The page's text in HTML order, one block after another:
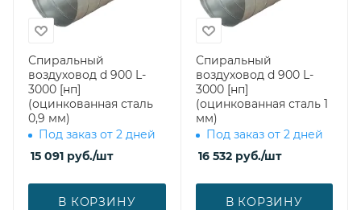
Спиральный
воздуховод d 900 L-
3000 [нп]
(оцинкованная сталь
0,9 мм)
Под заказ от 2 дней
15 091 руб./шт
В КОРЗИНУ
Спиральный
воздуховод d 900 L-
3000 [нп]
(оцинкованная сталь 1
мм)
Под заказ от 2 дней
16 532руб./шт
В КОРЗИНУ